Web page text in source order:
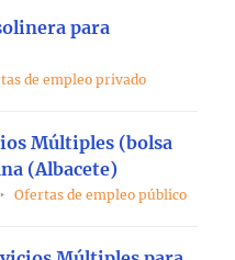
para
de empleo privado
Múltiples (bolsa
(Albacete)
Ofertas de empleo público